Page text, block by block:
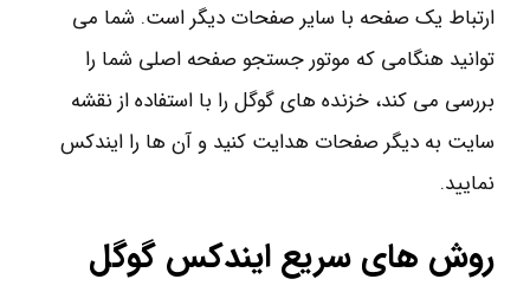
ارتباط یک صفحه با سایر صفحات دیگر است. شما می
توانید هنگامی که موتور جستجو صفحه اصلی شما را
بررسی می کند، خزنده های گوگل را با استفاده از نقشه
سایت به دیگر صفحات هدایت کنید و آن ها را ایندکس
نمایید.
روش های سریع ایندکس گوگل